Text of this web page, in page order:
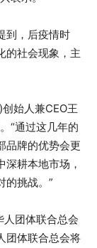
，后疫情时
的社会现象，主
始人兼CEO王
“通过这几年的
品牌的优势会更
耕本地市场，
的挑战。”
团体联合总会
团体联合总会将